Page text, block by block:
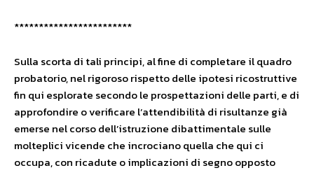
************************
Sulla scorta di tali principi, al fine di completare il quadro
probatorio, nel rigoroso rispetto delle ipotesi ricostruttive
fin qui esplorate secondo le prospettazioni delle parti, e di
approfondire o verificare l’attendibilità di risultanze già
emerse nel corso dell’istruzione dibattimentale sulle
molteplici vicende che incrociano quella che qui ci
occupa, con ricadute o implicazioni di segno opposto